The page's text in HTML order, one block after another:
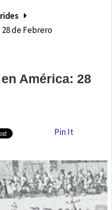
de Febrero
América: 28
Pin It